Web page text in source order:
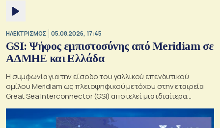
ΗΛΕΚΤΡΙΣΜΟΣ 05.08.2026, 17:45
GSI: Ψήφος εμπιστοσύνης από Meridiam σε
ΑΔΜΗΕ και Ελλάδα
Η συμφωνία για την είσοδο του γαλλικού επενδυτικού
ομίλου Meridiam ως πλειοψηφικού μετόχου στην εταιρεία
Great Sea Interconnector (GSI) αποτελεί μια ιδιαίτερα